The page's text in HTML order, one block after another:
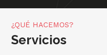
¿QUÉ HACEMOS?
Servicios